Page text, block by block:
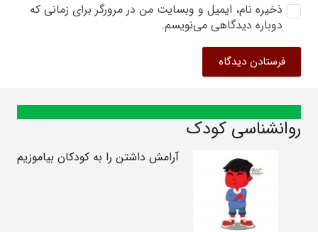
ذخیره نام، ایمیل و وبسایت من در مرورگر برای زمانی که
دوباره دیدگاهی می‌نویسم.
فرستادن دیدگاه
روانشناسی کودک
آرامش داشتن را به کودکان بیاموزیم